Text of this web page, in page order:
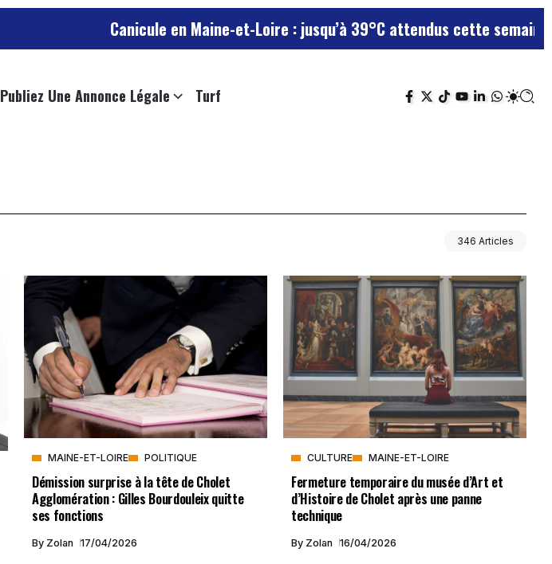
Canicule en Maine-et-Loire : jusqu’à 39°C attendus cette semaine, le
Publiez Une Annonce Légale Turf
346 Articles
MAINE-ET-LOIRE POLITIQUE
Démission surprise à la tête de Cholet
Agglomération : Gilles Bourdouleix quitte
ses fonctions
By Zolan 17/04/2026
CULTURE MAINE-ET-LOIRE
Fermeture temporaire du musée d’Art et
d’Histoire de Cholet après une panne
technique
By Zolan 16/04/2026